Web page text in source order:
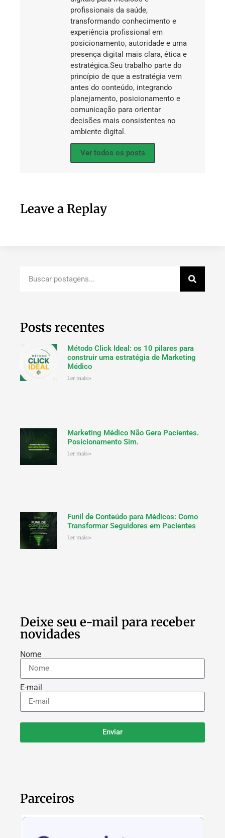
profissionais da saúde,
transformando conhecimento e
experiência profissional em
posicionamento, autoridade e uma
presença digital mais clara, ética e
estratégica.Seu trabalho parte do
princípio de que a estratégia vem
antes do conteúdo, integrando
planejamento, posicionamento e
comunicação para orientar
decisões mais consistentes no
ambiente digital.
Ver todos os posts
Leave a Replay
Posts recentes
Método Click Ideal: os 10 pilares para
construir uma estratégia de Marketing
Médico
Ler mais»
Marketing Médico Não Gera Pacientes.
Posicionamento Sim.
Ler mais»
Funil de Conteúdo para Médicos: Como
Transformar Seguidores em Pacientes
Ler mais»
Deixe seu e-mail para receber
novidades
Nome
E-mail
Enviar
Parceiros